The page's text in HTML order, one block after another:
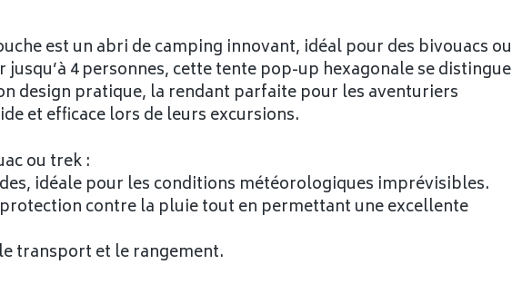
est un abri de camping innovant, idéal pour des bivouacs ou
4 personnes, cette tente pop-up hexagonale se distingue
design pratique, la rendant parfaite pour les aventuriers
et efficace lors de leurs excursions.
ou trek :
idéale pour les conditions météorologiques imprévisibles.
contre la pluie tout en permettant une excellente
transport et le rangement.